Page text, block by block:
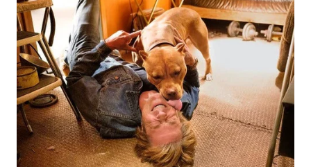
WAHANA
HEALTH
WAHANA
DESA
WISATA
LAPAK
WAHANA